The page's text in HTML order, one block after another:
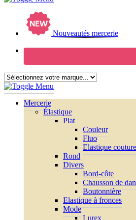
Nouveautés mercerie
Mercerie
Élastique
Plat
Couleur
Fluo
Elastique couture
Rond
Divers
Bord-côte
Chausson de
Boutonnière
Elastique à fronces
Mode
Lurex